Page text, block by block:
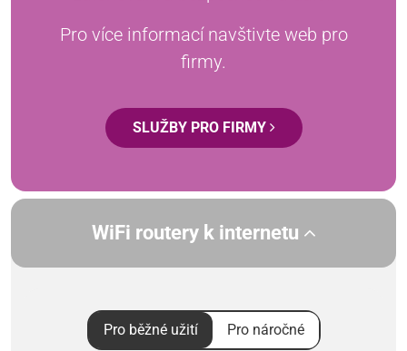
Pro více informací navštivte web pro
firmy.
SLUŽBY PRO FIRMY
WiFi routery k internetu
Pro běžné užití Pro náročné